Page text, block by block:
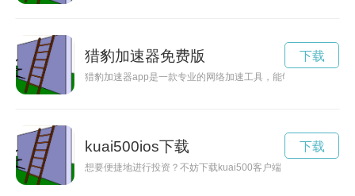
猎豹加速器免费版
猎豹加速器app是一款专业的网络加速工具，能够帮助用户在
下载
kuai500ios下载
想要便捷地进行投资？不妨下载kuai500客户端，让您的投资之
下载